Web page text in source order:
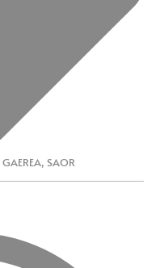
GAEREA, SAOR